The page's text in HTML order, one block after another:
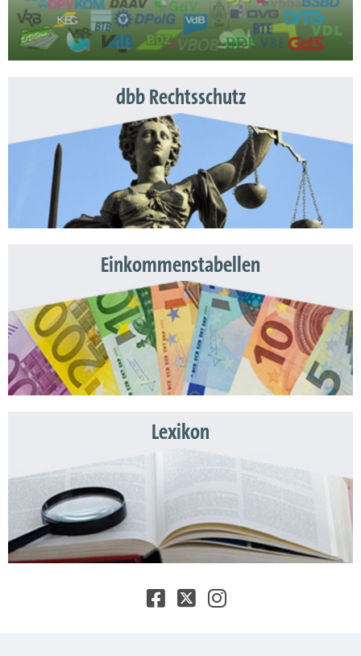
dbb Rechtsschutz
Einkommenstabellen
Lexikon